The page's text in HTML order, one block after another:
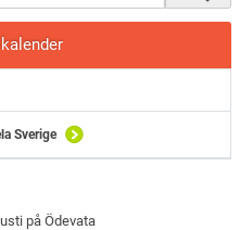
Sverige
på Ödevata